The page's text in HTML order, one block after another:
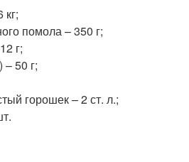
помола – 350 г;
г;
– 50 г;
горошек – 2 ст. л.;